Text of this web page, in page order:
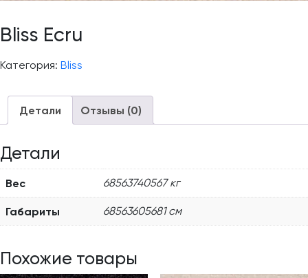
Bliss Ecru
Категория: Bliss
Детали Отзывы (0)
Детали
Вес 68563740567 кг
Габариты 68563605681 см
Похожие товары